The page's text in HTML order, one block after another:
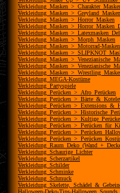
Verkleidung_Masken_>_Greyland_Masken
Verkleidung_Masken_>_Horror_Masken
Verkleidung_Masken_>_Morph_Masken
Verkleidung_Masken_>_Motorrad-
Verkleidung_MEGA-Kostüme
Verkleidung_Partyspiele
Verkleidung_Perücken_>_Afro_Perücken
Verkleidung_Schaurige_Lichter
Verkleidung_Scherzartikel
Verkleidung_Schilder
Verkleidung_Schminke
Verkleidung_Schmuck